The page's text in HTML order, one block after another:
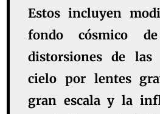
Estos incluyen
fondo cósmico de
distorsiones de las
cielo por lentes
gran escala y la